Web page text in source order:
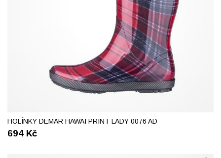
HOLÍNKY DEMAR HAWAI PRINT LADY 0076 AD
694 Kč